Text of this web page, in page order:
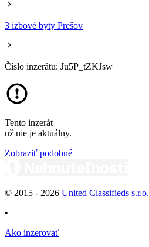
3 izbové byty Prešov
Číslo inzerátu: Ju5P_tZKJsw
Tento inzerát
už nie je aktuálny.
Zobraziť podobné
© 2015 - 2026 United Classifieds s.r.o.
•
Ako inzerovať